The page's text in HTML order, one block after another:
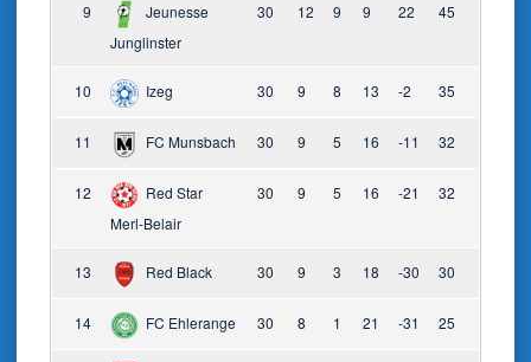
9
Jeunesse
Junglinster
30 12 9 9 22 45
10 Izeg 30 9 8 13 -2 35
11 FC Munsbach 30 9 5 16 -11 32
12
Red Star
Merl-Belair
30 9 5 16 -21 32
13 Red Black 30 9 3 18 -30 30
14 FC Ehlerange 30 8 1 21 -31 25